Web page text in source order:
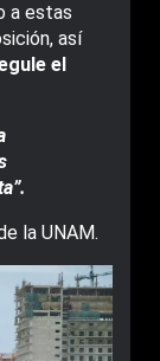
a estas
así
el
la UNAM.